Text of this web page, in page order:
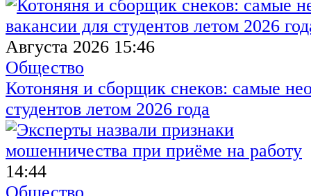
Августа 2026 15:46
Общество
Котоняня и сборщик снеков: самые
студентов летом 2026 года
14:44